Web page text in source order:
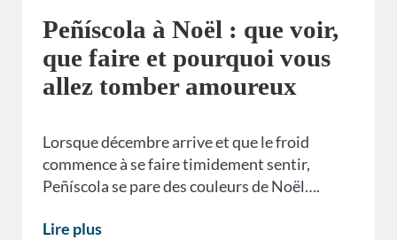
Peñíscola à Noël : que voir,
que faire et pourquoi vous
allez tomber amoureux
Lorsque décembre arrive et que le froid
commence à se faire timidement sentir,
Peñíscola se pare des couleurs de Noël….
Lire plus